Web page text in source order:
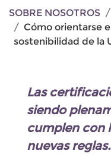
SOBRE NOSOTROS
Cómo orientarse
sostenibilidad de la
Las
siendo
cumplen con
nuevas reglas.